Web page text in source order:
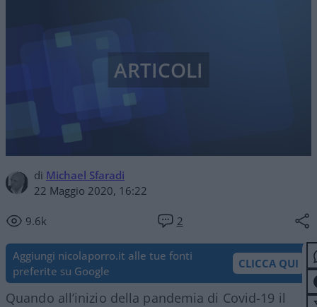
di Michael Sfaradi
22 Maggio 2020, 16:22
9.6k 2
ARTICOLI
Aggiungi nicolaporro.it alle tue fonti
preferite su Google
CLICCA QUI
Quando all’inizio della pandemia di Covid-19 il